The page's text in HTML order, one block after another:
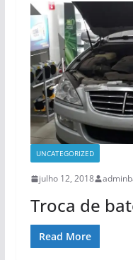
UNCATEGORIZED
julho 12, 2018
Troca de
Read More